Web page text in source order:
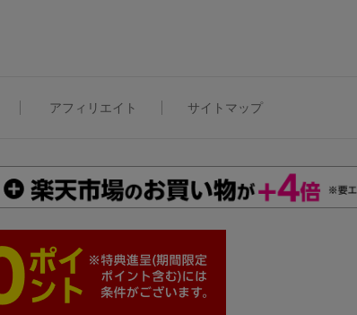
アフィリエイト サイトマップ